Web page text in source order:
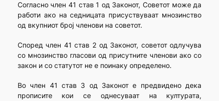
Согласно член 41 став 1 од Законот, Советот може да
работи ако на седницата присуствуваат мнозинство
од вкупниот број членови на советот.
Според член 41 став 2 од Законот, советот одлучува
со мнозинство гласови од присутните членови ако со
закон и со статутот не е поинаку определено.
Во член 41 став 3 од Законот е предвидено дека
прописите кои се однесуваат на културата,